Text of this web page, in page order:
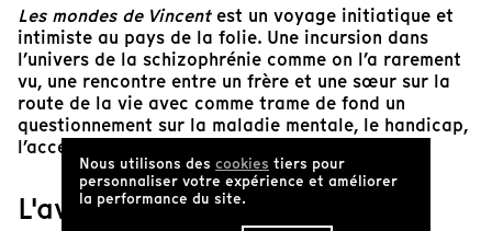
Les mondes de Vincentest un voyage initiatique et
intimiste au pays de la folie. Une incursion dans
l’univers de la schizophrénie comme on l’a rarement
vu, une rencontre entre un frère et une sœur sur la
route de la vie avec comme trame de fond un
questionnement sur la maladie mentale, le handicap,
l’acceptation, la famille, l’amour…
L'avis de Tënk
Nous utilisons des cookies tiers pour
personnaliser votre expérience et améliorer
la performance du site.